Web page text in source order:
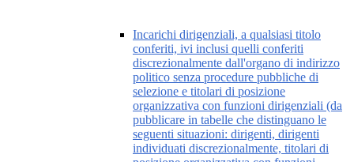
Incarichi dirigenziali, a qualsiasi titolo
conferiti, ivi inclusi quelli conferiti
discrezionalmente dall'organo di indirizzo
politico senza procedure pubbliche di
selezione e titolari di posizione
organizzativa con funzioni dirigenziali (da
pubblicare in tabelle che distinguano le
seguenti situazioni: dirigenti, dirigenti
individuati discrezionalmente, titolari di